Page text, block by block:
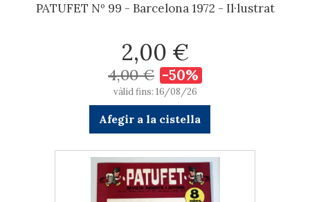
PATUFET Nº 99 - Barcelona 1972 - Il·lustrat
2,00 €
4,00 € -50%
vàlid fins: 16/08/26
Afegir a la cistella